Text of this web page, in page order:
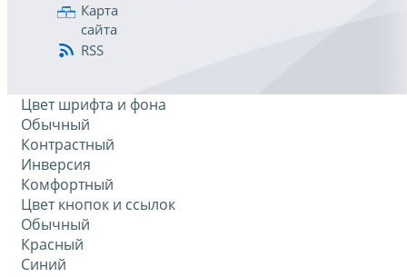
Карта
сайта
RSS
Цвет шрифта и фона
Обычный
Контрастный
Инверсия
Комфортный
Цвет кнопок и ссылок
Обычный
Красный
Синий